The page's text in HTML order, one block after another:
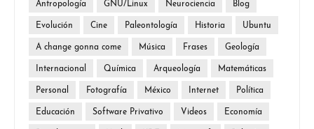
Antropología GNU/Linux Neurociencia Blog
Evolución Cine Paleontología Historia Ubuntu
A change gonna come Música Frases Geología
Internacional Química Arqueología Matemáticas
Personal Fotografía México Internet Política
Educación Software Privativo Videos Economía